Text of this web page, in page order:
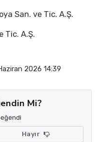
San. ve Tic. A.Ş.
Tic. A.Ş.
2026 14:39
Mi?
Hayır